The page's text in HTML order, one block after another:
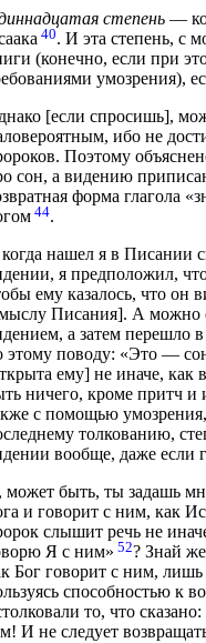
степень —
40. И эта степень, с
(конечно, если при
умозрения),
[если спросишь],
ибо не
Поэтому
сон, а видению
форма глагола
44.
нашел я в Писании
я предположил,
ему казалось, что он
Писания]. А можно
а затем перешло
этому поводу: «Это —
ему] не иначе, как
ничего, кроме притч и
с помощью
толкованию,
вообще, даже если
быть, ты задашь
и говорит с ним, как
слышит речь не
Я с ним» 52? Знай
Бог говорит с ним,
способностью к
то, что
И не следует